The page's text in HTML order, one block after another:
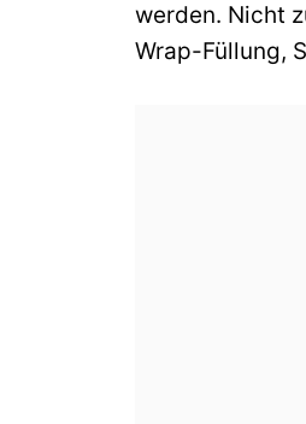
werden. Nicht
Wrap-Füllung,